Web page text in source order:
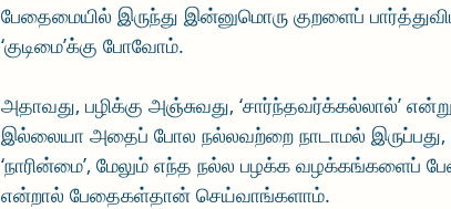
பேதைமையில் இருந்து இன்னுமொரு குறளைப்
‘குடிமை’க்கு போவோம்.
அதாவது, பழிக்கு அஞ்சுவது, ‘சார்ந்தவர்க்கல்லால்’
இல்லையா அதைப் போல நல்லவற்றை நாடாமல் இருப்பது,
‘நாரின்மை’, மேலும் எந்த நல்ல பழக்க வழக்கங்களைப்
என்றால் பேதைகள்தான் செய்வாங்களாம்.